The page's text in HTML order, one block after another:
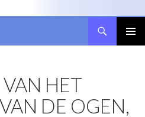
HET
DE OGEN,